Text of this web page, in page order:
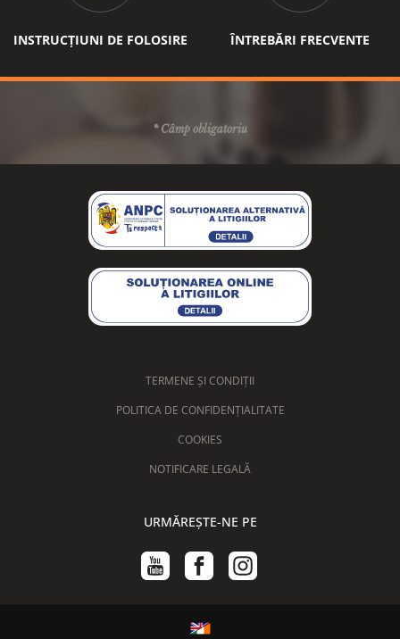
INSTRUCȚIUNI DE FOLOSIRE ÎNTREBĂRI FRECVENTE
* Câmp obligatoriu
TERMENE ȘI CONDIȚII
POLITICA DE CONFIDENȚIALITATE
COOKIES
NOTIFICARE LEGALĂ
URMĂREȘTE-NE PE